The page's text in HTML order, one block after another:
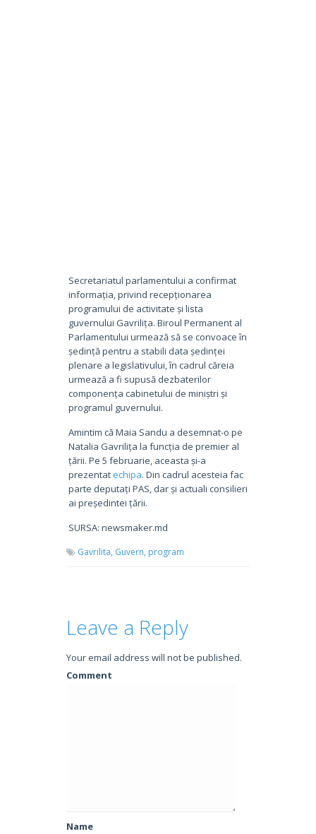
Secretariatul parlamentului a confirmat
informația, privind recepționarea
programului de activitate și lista
guvernului Gavrilița. Biroul Permanent al
Parlamentului urmează să se convoace în
ședință pentru a stabili data ședinței
plenare a legislativului, în cadrul căreia
urmează a fi supusă dezbaterilor
componența cabinetului de miniștri și
programul guvernului.
Amintim că Maia Sandu a desemnat-o pe
Natalia Gavrilița la funcția de premier al
țării. Pe 5 februarie, aceasta și-a
prezentat echipa. Din cadrul acesteia fac
parte deputați PAS, dar și actuali consilieri
ai președintei țării.
SURSA: newsmaker.md
Gavrilita, Guvern, program
Leave a Reply
Your email address will not be published.
Comment
Name